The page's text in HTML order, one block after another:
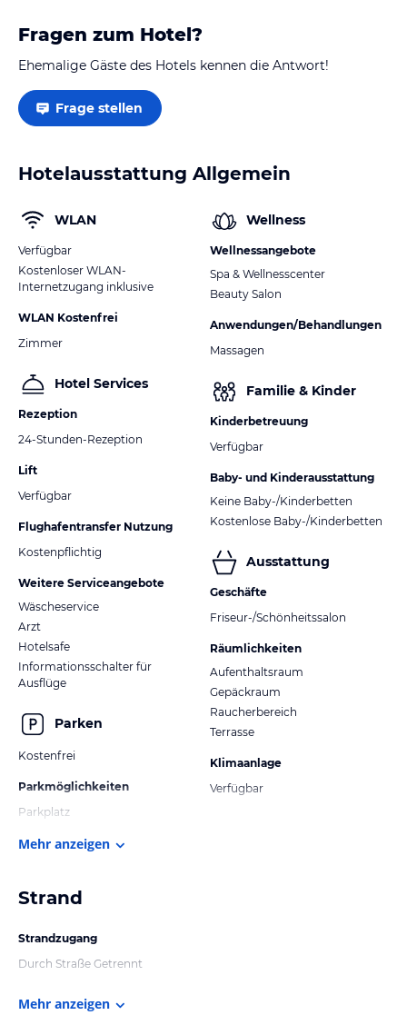
Fragen zum Hotel?
Ehemalige Gäste des Hotels kennen die Antwort!
Frage stellen
Hotelausstattung Allgemein
WLAN
Verfügbar
Kostenloser WLAN-
Internetzugang inklusive
WLAN Kostenfrei
Zimmer
Hotel Services
Rezeption
24-Stunden-Rezeption
Lift
Verfügbar
Flughafentransfer Nutzung
Kostenpflichtig
Weitere Serviceangebote
Wäscheservice
Arzt
Hotelsafe
Informationsschalter für
Ausflüge
Parken
Kostenfrei
Parkmöglichkeiten
Parkplatz
Wellness
Wellnessangebote
Spa & Wellnesscenter
Beauty Salon
Anwendungen/Behandlungen
Massagen
Familie & Kinder
Kinderbetreuung
Verfügbar
Baby- und Kinderausstattung
Keine Baby-/Kinderbetten
Kostenlose Baby-/Kinderbetten
Ausstattung
Geschäfte
Friseur-/Schönheitssalon
Räumlichkeiten
Aufenthaltsraum
Gepäckraum
Raucherbereich
Terrasse
Klimaanlage
Verfügbar
Mehr anzeigen
Strand
Strandzugang
Durch Straße Getrennt
Mehr anzeigen